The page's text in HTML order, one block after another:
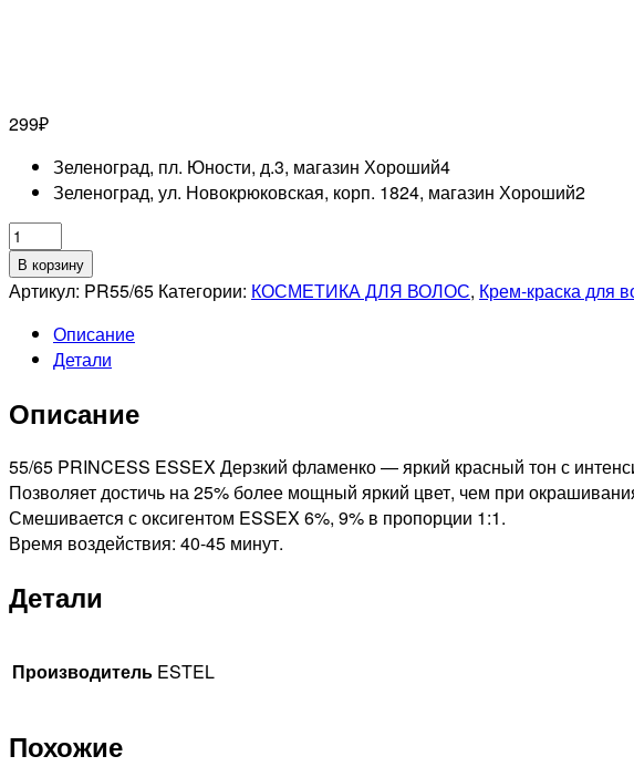
299₽
Зеленоград, пл. Юности, д.3, магазин Хороший4
Зеленоград, ул. Новокрюковская, корп. 1824, магазин Хороший2
Количество
товара
ESTEL
55/65
PRINCESS
СТОЙКАЯ
КРАСКА
ДЛЯ
ВОЛОС
ДЕРЗКИЙ
60мл
В корзину
Артикул: PR55/65 Категории: КОСМЕТИКА ДЛЯ ВОЛОС, Крем-краска для
Описание
Детали
Описание
55/65 PRINCESS ESSEX Дерзкий фламенко — яркий красный тон с
Позволяет достичь на 25% более мощный яркий цвет, чем при
Смешивается с оксигентом ESSEX 6%, 9% в пропорции 1:1.
Время воздействия: 40-45 минут.
Детали
Производитель ESTEL
Похожие